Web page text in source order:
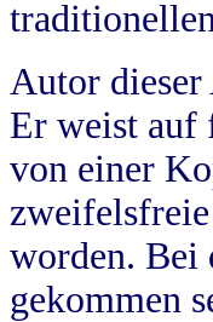
Autor
Er weist auf
von einer
worden. Bei
gekommen